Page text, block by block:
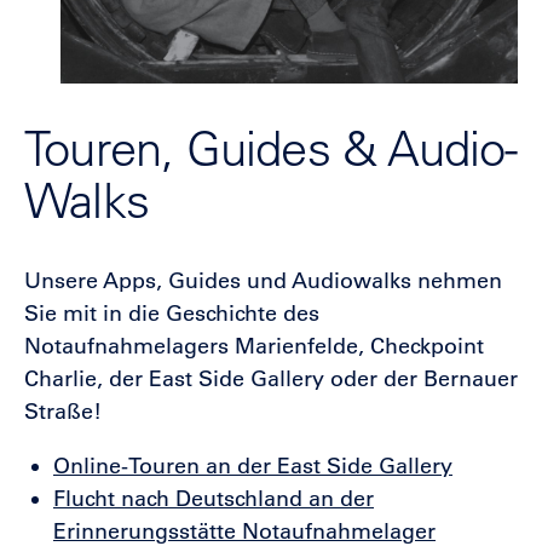
Touren, Guides & Audio-
Walks
Unsere Apps, Guides und Audiowalks nehmen
Sie mit in die Geschichte des
Notaufnahmelagers Marienfelde, Checkpoint
Charlie, der East Side Gallery oder der Bernauer
Straße!
Online-Touren an der East Side Gallery
Flucht nach Deutschland an der
Erinnerungsstätte Notaufnahmelager